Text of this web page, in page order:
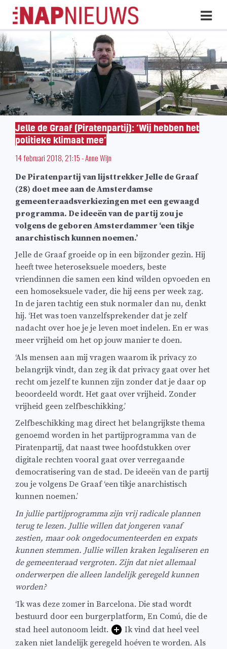
Skip
naar
inhoud
Jelle de Graaf (Piratenpartij): ‘Wij hebben het
politieke klimaat mee’
14 februari 2018, 21:15-Anne Wijn
De Piratenpartij van lijsttrekker Jelle de Graaf
(28) doet mee aan de Amsterdamse
gemeenteraadsverkiezingen met een gewaagd
programma. De ideeën van de partij zou je
volgens de geboren Amsterdammer ‘een tikje
anarchistisch kunnen noemen.’
Jelle de Graaf groeide op in een bijzonder gezin. Hij
heeft twee heteroseksuele moeders, beste
vriendinnen die samen een kind wilden opvoeden en
een homoseksuele vader, die hij eens per week zag.
In de jaren tachtig een stuk normaler dan nu, denkt
hij. ‘Het was toen vanzelfsprekender dat je zelf
nadacht over hoe je je leven moet indelen. En er was
meer vrijheid om het op jouw manier te doen.
‘Als mensen aan mij vragen waarom ik privacy zo
belangrijk vindt, dan zeg ik dat privacy gaat over het
recht om jezelf te kunnen zijn zonder dat je daar op
beoordeeld wordt. Het gaat over vrijheid. Zonder
vrijheid geen zelfbeschikking.’
Zelfbeschikking mag direct het belangrijkste thema
genoemd worden in het partijprogramma van de
Piratenpartij, dat naast twee hoofdstukken over
digitale rechten vooral gaat over verregaande
democratisering van de stad. De ideeën van de partij
zou je volgens De Graaf ‘een tikje anarchistisch
kunnen noemen.’
In jullie partijprogramma zijn vrij radicale plannen
terug te lezen. Jullie willen dat jongeren vanaf
zestien, maar ook ongedocumenteerden en expats
kunnen stemmen. Jullie willen kraken legaliseren en
de gemeenteraad vergroten. Zijn dat niet allemaal
onderwerpen die alleen landelijk geregeld kunnen
worden?
‘Ik was deze zomer in Barcelona. Die stad wordt
bestuurd door een burgerplatform, En Comú, die de
stad heel autonoom leidt.
Ik vind dat heel veel
zaken niet landelijk geregeld hoéven te worden. Als